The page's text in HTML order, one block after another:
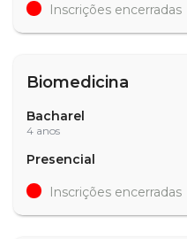
Inscrições encerradas
Biomedicina
Bacharel
4 anos
Presencial
Inscrições encerradas